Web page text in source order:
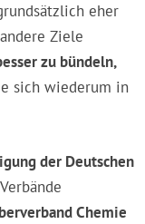
eher
Ziele
zu bündeln,
sich wiederum in
der Deutschen
Chemie